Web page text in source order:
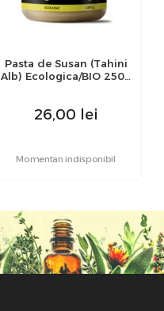
Pasta de Susan (Tahini
Alb) Ecologica/BIO 250g
26,00 lei
Momentan indisponibil